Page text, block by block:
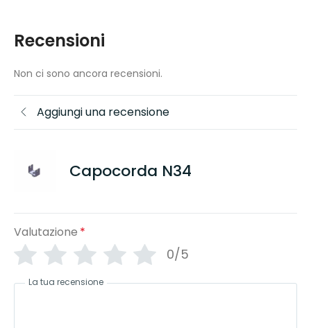
Recensioni
Non ci sono ancora recensioni.
Aggiungi una recensione
Capocorda N34
Valutazione *
0/5
La tua recensione